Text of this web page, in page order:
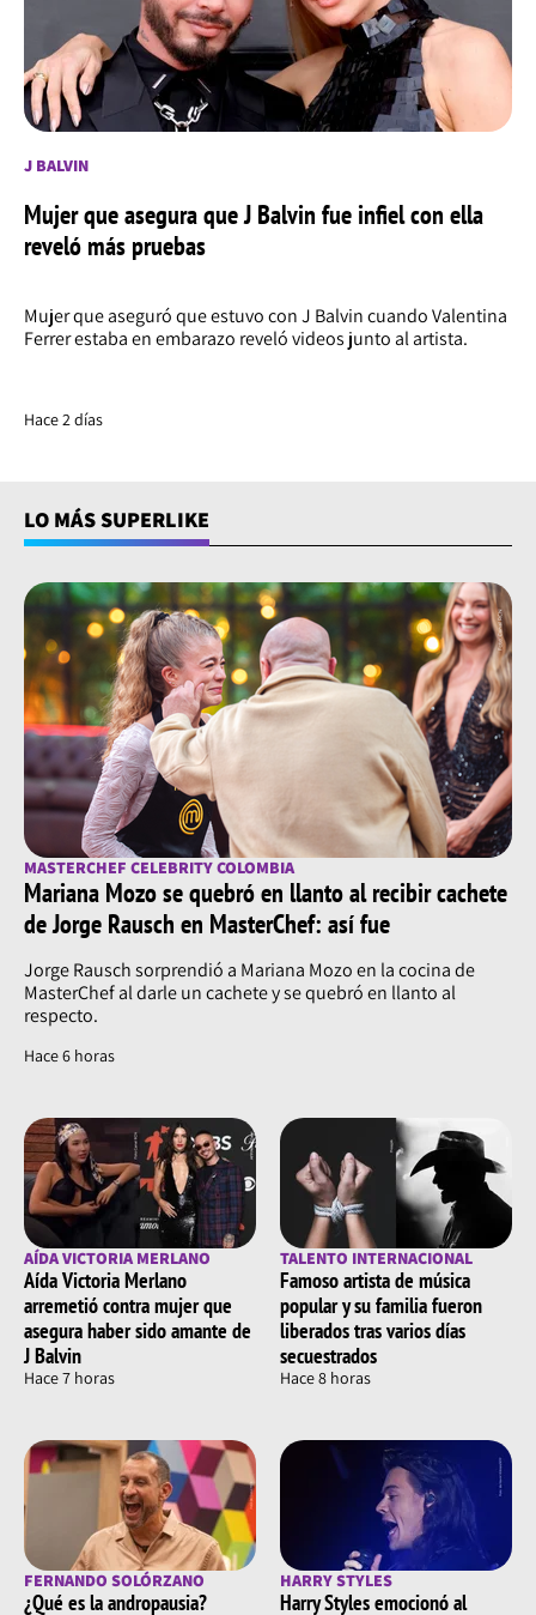
J BALVIN
Mujer que asegura que J Balvin fue infiel con ella
reveló más pruebas
Mujer que aseguró que estuvo con J Balvin cuando Valentina
Ferrer estaba en embarazo reveló videos junto al artista.
Hace 2 días
LO MÁS SUPERLIKE
MASTERCHEF CELEBRITY COLOMBIA
Mariana Mozo se quebró en llanto al recibir cachete
de Jorge Rausch en MasterChef: así fue
Jorge Rausch sorprendió a Mariana Mozo en la cocina de
MasterChef al darle un cachete y se quebró en llanto al
respecto.
Hace 6 horas
AÍDA VICTORIA MERLANO
Aída Victoria Merlano
arremetió contra mujer que
asegura haber sido amante de
J Balvin
Hace 7 horas
TALENTO INTERNACIONAL
Famoso artista de música
popular y su familia fueron
liberados tras varios días
secuestrados
Hace 8 horas
FERNANDO SOLÓRZANO
¿Qué es la andropausia?
HARRY STYLES
Harry Styles emocionó al